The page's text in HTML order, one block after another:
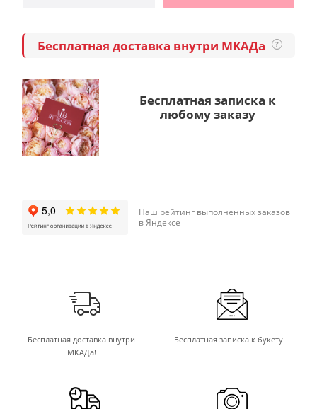
Бесплатная доставка внутри МКАДа ?
Бесплатная записка к
любому заказу
Наш рейтинг выполненных заказов
в Яндексе
Бесплатная доставка внутри
МКАДа!
Бесплатная записка к букету